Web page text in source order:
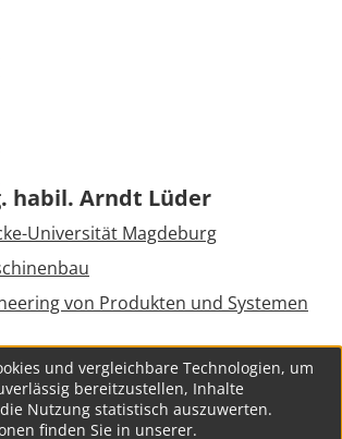
habil. Arndt Lüder
Universität Magdeburg
von Produkten und Systemen
und vergleichbare Technologien, um
bereitzustellen, Inhalte
Nutzung statistisch auszuwerten.
finden Sie in unserer.